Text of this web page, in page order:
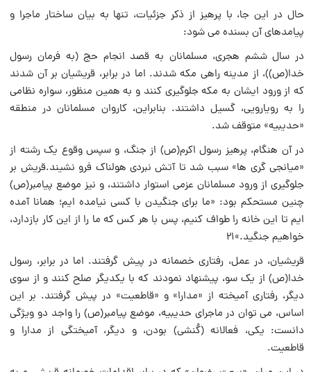
حال در این جا، با پرهیز از ذکر جزئیات، تنها به بیان ساختار ماجرا و
پیامدهاى آن بسنده مى شود:
در سال ششم هجرى، مسلمانان به قصد انجام حج (به فرمان رسول
خدا(ص))، از مدینه راهى مکه شدند. اما در برابر، قریشیان بر آن شدند
که از ورود ایشان به مکه جلوگیرى کنند و به همین منظور، سواره نظامى
را به رویارویى، گسیل داشتند. بنابراین، کاروان مسلمانان در منطقه
«حدیبیه» متوقف شد.
در آن هنگام، پرهیز رسول اکرم(ص) از جنگ، و سپس وقوع یک رشته از
«میانجى گرى ها» سبب شد تا آتش نبردى هولناک فرو نشیند.قریش بر
جلوگیرى از ورود مسلمانان عزمى استوار داشتند، و نیز موضع پیامبر(ص)
چنین مستحکم بود: «ما براى جنگیدن با کسى نیامده ایم؛ همانا آمده
ایم تا این خانه را طواف کنیم، پس با هر کس که ما را از این کار بازدارد،
خواهیم جنگید.»۲۱
قریشیان، در عمل، رفتارى خصمانه در پیش گرفتند. اما در برابر، رسول
خدا(ص) از یک سو، پیشنهاد نمودند که با یکدیگر صلح کنند و از سوى
دیگر، رفتارى آمیخته از «مدارا» و «قاطعیت» در پیش گرفتند. بر این
اساس، مى توان در ماجراى حدیبیه، موضع پیامبر(ص) را واجد دو ویژگى
دانست: یکى، فعالانه (کُنشى) بودن، و دیگر، آمیختگى از مدارا و
قاطعیت.